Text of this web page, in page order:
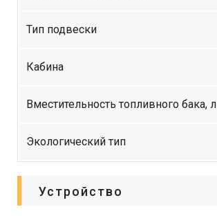
Тип подвески
Кабина
Вместительность топливного бака, л
Экологический тип
Устройство